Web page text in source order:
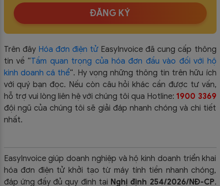
ĐĂNG KÝ
Trên đây Hóa đơn điện tử EasyInvoice đã cung cấp thông
tin về “Tầm quan trọng của hóa đơn đầu vào đối với hộ
kinh doanh cá thể“. Hy vọng những thông tin trên hữu ích
với quý bạn đọc. Nếu còn câu hỏi khác cần được tư vấn,
hỗ trợ vui lòng liên hệ với chúng tôi qua Hotline: 1900 3369
đội ngũ của chúng tôi sẽ giải đáp nhanh chóng và chi tiết
nhất.
EasyInvoice giúp doanh nghiệp và hộ kinh doanh triển khai
hóa đơn điện tử khởi tạo từ máy tính tiền nhanh chóng,
đáp ứng đầy đủ quy định tại Nghị định 254/2026/NĐ-CP.